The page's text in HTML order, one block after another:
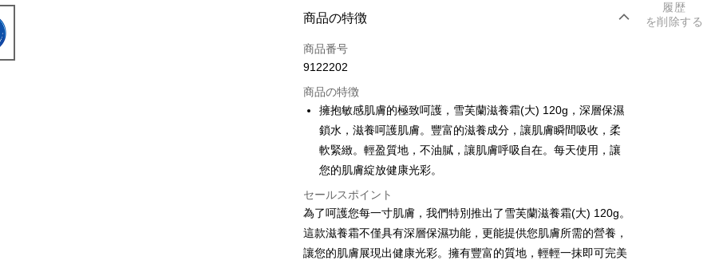
お支払い方法
クレジットカード1回払い
コンビニ店頭代金引換
LINE Pay
Apple Pay
JKOPAY
Easy Wallet
Google Pay
AFTEE代金後払い
商品の特徴
商品番号
9122202
商品の特徴
擁抱敏感肌膚的極致呵護，雪芙蘭滋養霜(大) 120g，深層保濕
鎖水，滋養呵護肌膚。豐富的滋養成分，讓肌膚瞬間吸收，柔
軟緊緻。輕盈質地，不油膩，讓肌膚呼吸自在。每天使用，讓
您的肌膚綻放健康光彩。
セールスポイント
為了呵護您每一寸肌膚，我們特別推出了雪芙蘭滋養霜(大) 120g。
這款滋養霜不僅具有深層保濕功能，更能提供您肌膚所需的營養，
讓您的肌膚展現出健康光彩。擁有豐富的質地，輕輕一抹即可完美
履歴
を削除する